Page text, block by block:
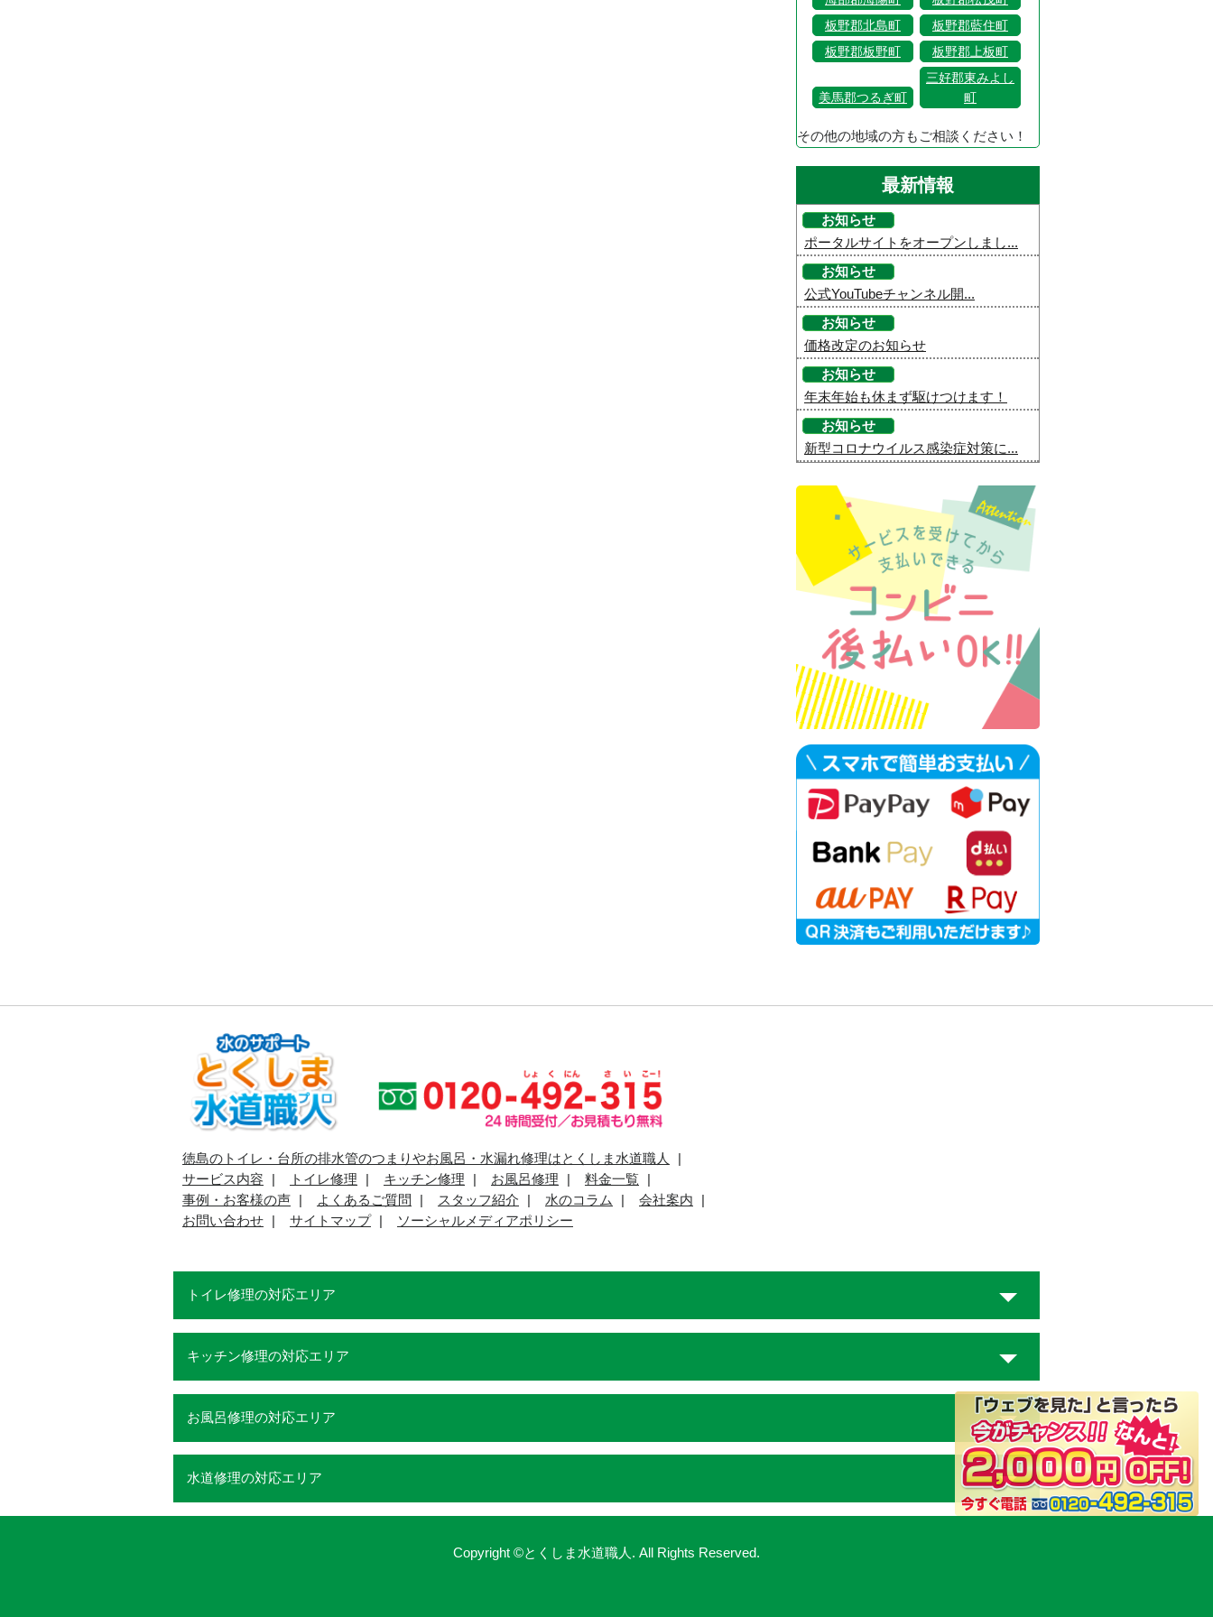
板野郡北島町
板野郡藍住町
板野郡板野町
板野郡上板町
美馬郡つるぎ町
三好郡東みよし
町
その他の地域の方もご相談ください！
最新情報
お知らせ
ポータルサイトをオープンしまし...
お知らせ
公式YouTubeチャンネル開...
お知らせ
価格改定のお知らせ
お知らせ
年末年始も休まず駆けつけます！
お知らせ
新型コロナウイルス感染症対策に...
徳島のトイレ・台所の排水管のつまりやお風呂・水漏れ修理はとくしま水道職人
サービス内容
トイレ修理 キッチン修理 お風呂修理
料金一覧
事例・お客様の声
よくあるご質問 スタッフ紹介 水のコラム
会社案内
お問い合わせ
サイトマップ ソーシャルメディアポリシー
トイレ修理の対応エリア
キッチン修理の対応エリア
お風呂修理の対応エリア
水道修理の対応エリア
Copyright ©とくしま水道職人. All Rights Reserved.